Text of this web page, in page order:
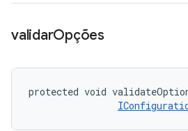
validarOpções
protected void